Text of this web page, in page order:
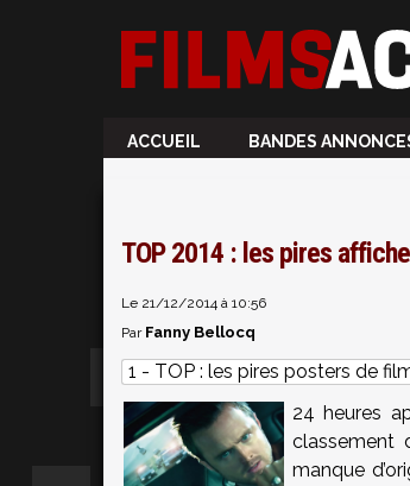
ACCUEIL BANDES
TOP 2014 : les pires
Le 21/12/2014 à 10:56
Par Fanny Bellocq
1 - TOP : les pires posters de
24 heures
classement
manque